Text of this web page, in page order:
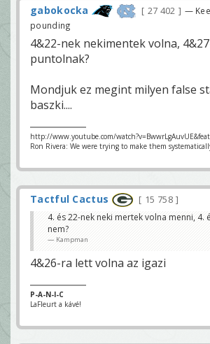
gabokocka 27 402
—
pounding
4&22-nek nekimentek volna,
puntolnak?
Mondjuk ez megint milyen false
baszki....
http://www.youtube.com/
Ron Rivera: We were trying to make them
Tactful Cactus
15 758
4. és 22-nek neki mertek volna menni, 4.
nem?
Kampman
4&26-ra lett volna az igazi
P-A-N-I-C
LaFleurt a kávé!